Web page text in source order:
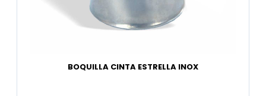
BOQUILLA CINTA ESTRELLA INOX